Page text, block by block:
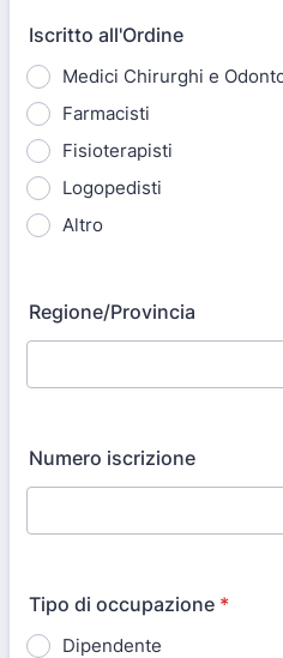
Iscritto all'Ordine
Medici Chirurghi e
Farmacisti
Fisioterapisti
Logopedisti
Altro
Regione/Provincia
Numero iscrizione
Tipo di occupazione *
Dipendente